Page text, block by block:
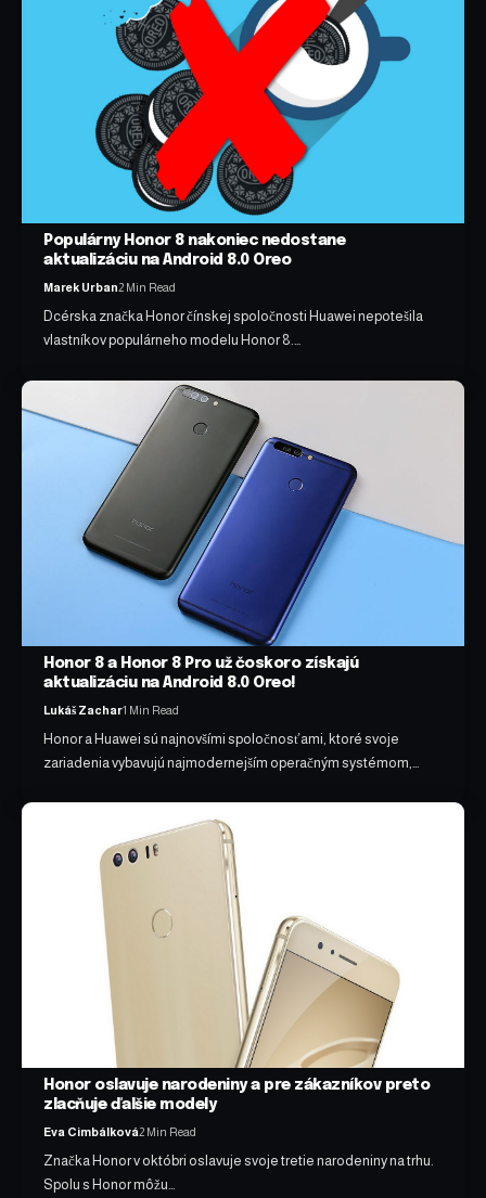
Populárny Honor 8 nakoniec nedostane
aktualizáciu na Android 8.0 Oreo
Marek Urban2 Min Read
Dcérska značka Honor čínskej spoločnosti Huawei nepotešila
vlastníkov populárneho modelu Honor 8.…
Honor 8 a Honor 8 Pro už čoskoro získajú
aktualizáciu na Android 8.0 Oreo!
Lukáš Zachar1 Min Read
Honor a Huawei sú najnovšími spoločnosťami, ktoré svoje
zariadenia vybavujú najmodernejším operačným systémom,…
Honor oslavuje narodeniny a pre zákazníkov preto
zlacňuje ďalšie modely
Eva Cimbálková2 Min Read
Značka Honor v októbri oslavuje svoje tretie narodeniny na trhu.
Spolu s Honor môžu…